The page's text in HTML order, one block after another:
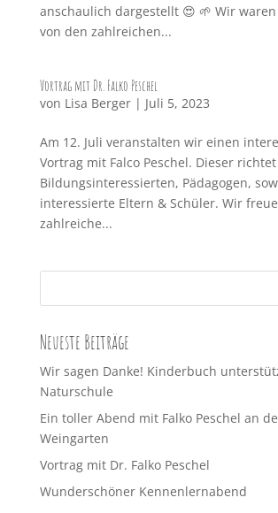
anschaulich dargestellt 😍 🌱 Wir
von den zahlreichen...
Vortrag mit Dr. Falko Peschel
von Lisa Berger| Juli 5, 2023
Am 12. Juli veranstalten wir einen
Vortrag mit Falco Peschel. Dieser
Bildungsinteressierten, Pädagogen,
interessierte Eltern & Schüler. Wir
zahlreiche...
Neueste Beiträge
Wir sagen Danke! Kinderbuch
Naturschule
Ein toller Abend mit Falko Peschel an
Weingarten
Vortrag mit Dr. Falko Peschel
Wunderschöner Kennenlernabend